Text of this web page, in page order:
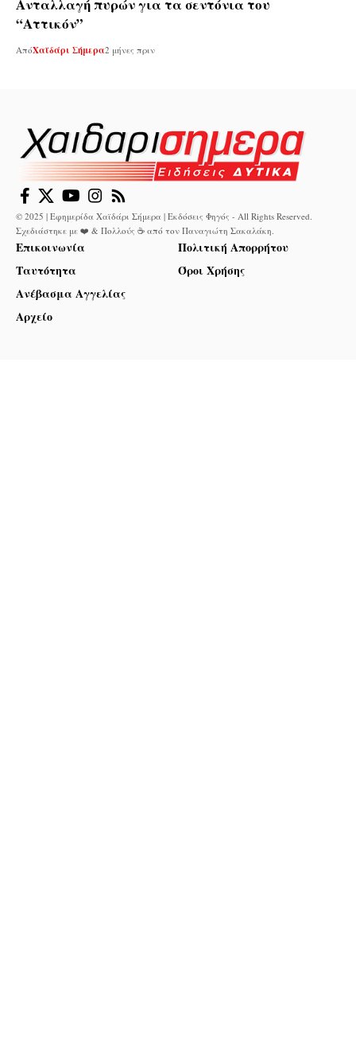
Ανταλλαγή πυρών για τα σεντόνια του
“Αττικόν”
ΑπόΧαϊδάρι Σήμερα2 μήνες πριν
© 2025 | Εφημερίδα Χαϊδάρι Σήμερα | Εκδόσεις Φηγός - All Rights Reserved.
Σχεδιάστηκε με ❤️ & Πολλούς ☕ από τον Παναγιώτη Σακαλάκη
Επικοινωνία
Ταυτότητα
Ανέβασμα Αγγελίας
Αρχείο
Πολιτική Απορρήτου
Όροι Χρήσης